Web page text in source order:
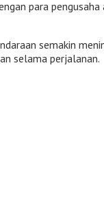
para
semakin
selama perjalanan.